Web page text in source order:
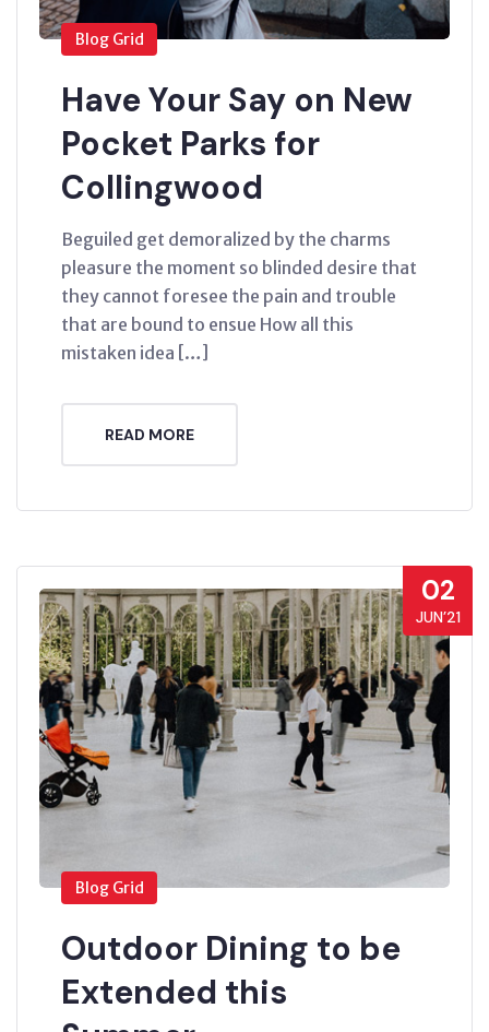
Blog Grid
Have Your Say on New
Pocket Parks for
Collingwood
Beguiled get demoralized by the charms
pleasure the moment so blinded desire that
they cannot foresee the pain and trouble
that are bound to ensue How all this
mistaken idea […]
READ MORE
02
JUN’21
Blog Grid
Outdoor Dining to be
Extended this